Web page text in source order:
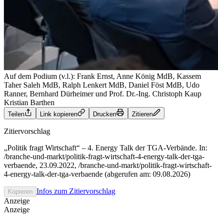
Auf dem Podium (v.l.): Frank Ernst, Anne König MdB, Kassem
Taher Saleh MdB, Ralph Lenkert MdB, Daniel Föst MdB, Udo
Ranner, Bernhard Dürheimer und Prof. Dr.-Ing. Christoph Kaup
Kristian Barthen
Teilen Link kopieren Drucken Zitieren
Zitiervorschlag
„Politik fragt Wirtschaft“ – 4. Energy Talk der TGA-Verbände. In:
/branche-und-markt/politik-fragt-wirtschaft-4-energy-talk-der-tga-
verbaende, 23.09.2022, /branche-und-markt/politik-fragt-wirtschaft-
4-energy-talk-der-tga-verbaende (abgerufen am: 09.08.2026)
Kopieren Infos zum Zitiervorschlag
Anzeige
Anzeige